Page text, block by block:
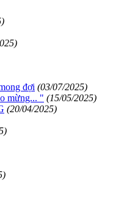
đợi (03/07/2025)
mừng... " (15/05/2025)
(20/04/2025)